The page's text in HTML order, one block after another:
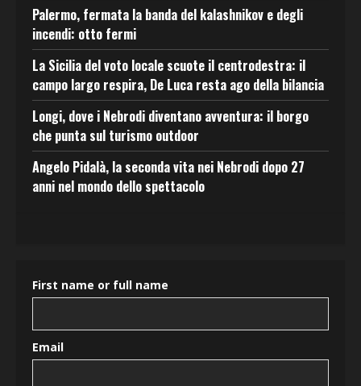
Palermo, fermata la banda del kalashnikov e degli
incendi: otto fermi
La Sicilia del voto locale scuote il centrodestra: il
campo largo respira, De Luca resta ago della bilancia
Longi, dove i Nebrodi diventano avventura: il borgo
che punta sul turismo outdoor
Angelo Pidalà, la seconda vita nei Nebrodi dopo 27
anni nel mondo dello spettacolo
First name or full name
Email